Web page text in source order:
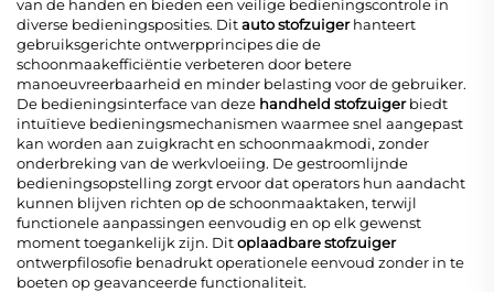
van de handen en bieden een veilige bedieningscontrole in
diverse bedieningsposities. Ditauto stofzuigerhanteert
gebruiksgerichte ontwerpprincipes die de
schoonmaakefficiëntie verbeteren door betere
manoeuvreerbaarheid en minder belasting voor de gebruiker.
De bedieningsinterface van deze handheld stofzuigerbiedt
intuïtieve bedieningsmechanismen waarmee snel aangepast
kan worden aan zuigkracht en schoonmaakmodi, zonder
onderbreking van de werkvloeiing. De gestroomlijnde
bedieningsopstelling zorgt ervoor dat operators hun aandacht
kunnen blijven richten op de schoonmaaktaken, terwijl
functionele aanpassingen eenvoudig en op elk gewenst
moment toegankelijk zijn. Ditoplaadbare stofzuiger
ontwerpfilosofie benadrukt operationele eenvoud zonder in te
boeten op geavanceerde functionaliteit.